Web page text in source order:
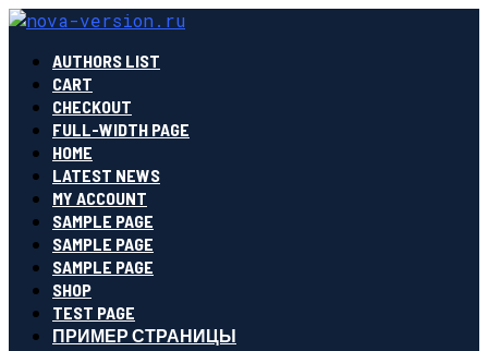
AUTHORS LIST
CART
CHECKOUT
FULL-WIDTH PAGE
HOME
LATEST NEWS
MY ACCOUNT
SAMPLE PAGE
SAMPLE PAGE
SAMPLE PAGE
SHOP
TEST PAGE
ПРИМЕР СТРАНИЦЫ